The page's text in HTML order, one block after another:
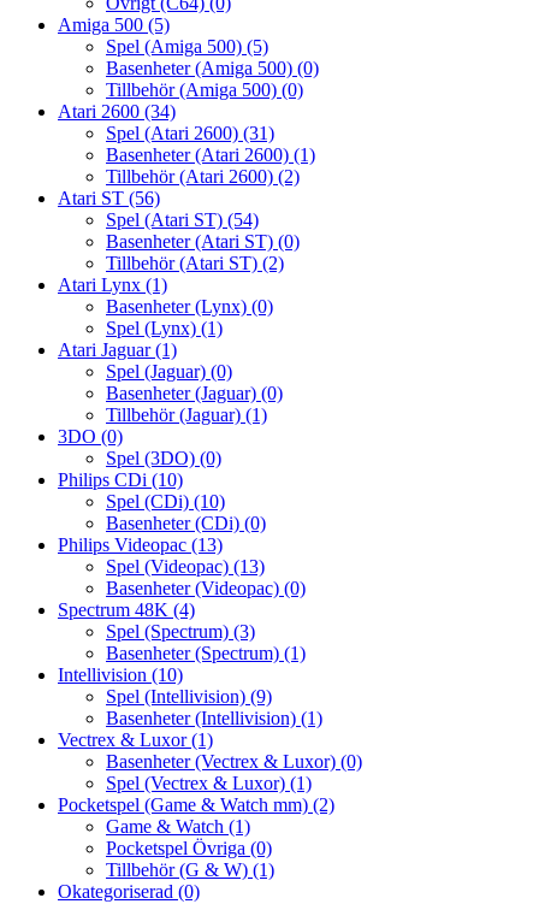
Amiga 500 (5)
Spel (Amiga 500) (5)
Basenheter (Amiga 500) (0)
Tillbehör (Amiga 500) (0)
Atari 2600 (34)
Spel (Atari 2600) (31)
Basenheter (Atari 2600) (1)
Tillbehör (Atari 2600) (2)
Atari ST (56)
Spel (Atari ST) (54)
Basenheter (Atari ST) (0)
Tillbehör (Atari ST) (2)
Atari Lynx (1)
Basenheter (Lynx) (0)
Spel (Lynx) (1)
Atari Jaguar(1)
Spel (Jaguar) (0)
Basenheter (Jaguar) (0)
Tillbehör (Jaguar) (1)
3DO (0)
Spel (3DO) (0)
Philips CDi (10)
Spel (CDi) (10)
Basenheter (CDi) (0)
Philips Videopac (13)
Spel (Videopac) (13)
Basenheter (Videopac) (0)
Spectrum 48K (4)
Spel (Spectrum) (3)
Basenheter (Spectrum) (1)
Intellivision (10)
Spel (Intellivision) (9)
Basenheter (Intellivision) (1)
Vectrex & Luxor(1)
Basenheter (Vectrex & Luxor) (0)
Spel (Vectrex & Luxor) (1)
Pocketspel (Game & Watch mm) (2)
Game & Watch (1)
Pocketspel Övriga (0)
Tillbehör (G & W) (1)
Okategoriserad (0)